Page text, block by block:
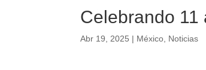
Celebrando 11
Abr 19, 2025 | México Noticias